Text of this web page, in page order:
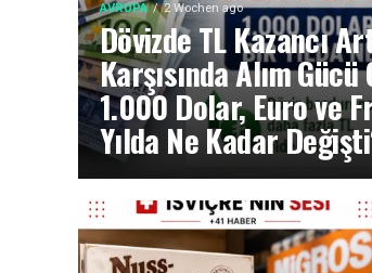
AVRUPA 2 Wochen ago
Dövizde TL Kazancı
Karşısında Alım
1.000 Dolar, Euro ve
Yılda Ne Kadar